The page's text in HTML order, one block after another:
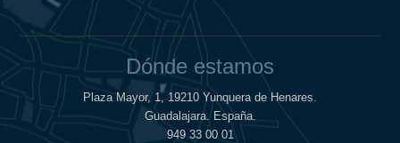
Dónde estamos
Plaza Mayor, 1, 19210 Yunquera de Henares.
Guadalajara. España.
949 33 00 01